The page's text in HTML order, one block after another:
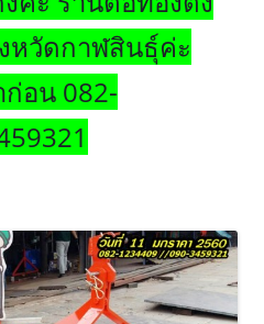
หวัดกาฬสินธุ์ค่ะ
อน 082-